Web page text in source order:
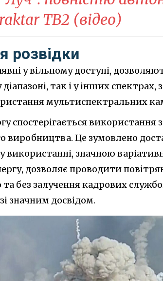
TB2 (відео)
розвідки
у вільному доступі,
так і у інших
мультиспектральних
спостерігається використання
виробництва. Це зумовлено
використанні, значною
дозволяє проводити
без залучення кадрових
значним досвідом.